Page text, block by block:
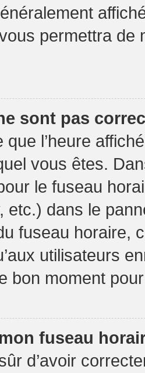
permettra de
sont pas
que l’heure
vous êtes.
le fuseau
etc.) dans le
fuseau horaire,
utilisateurs
bon moment
fuseau
d’avoir